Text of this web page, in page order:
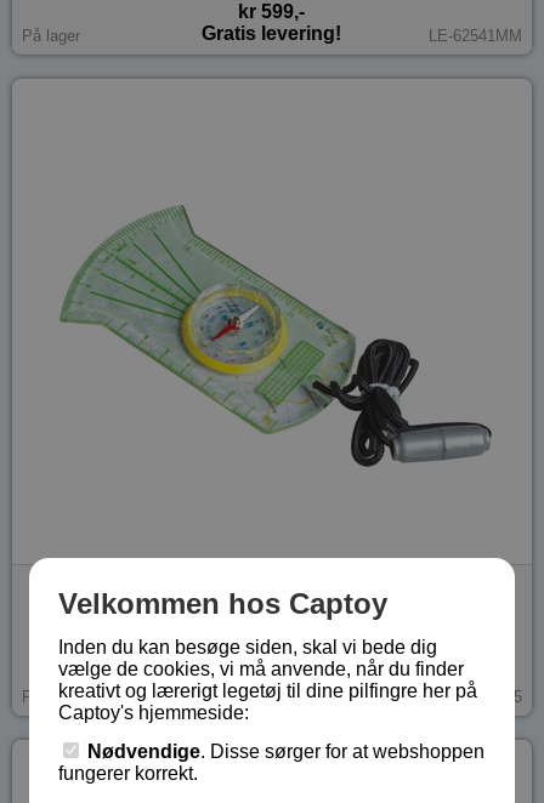
På lager
kr 599,-
Gratis levering!
LE-62541MM
Kompas
På lager kr 49,- EDU-PH005
Velkommen hos Captoy
Inden du kan besøge siden, skal vi bede dig
vælge de cookies, vi må anvende, når du finder
kreativt og lærerigt legetøj til dine pilfingre her på
Captoy's hjemmeside:
Nødvendige. Disse sørger for at webshoppen
fungerer korrekt.